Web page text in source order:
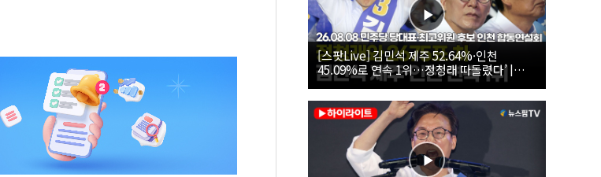
[스팟Live] 김민석 제주 52.64%·인천
45.09%로 연속 1위…정청래 따돌렸다’ |
26.08.08 더불어민주당 당대표·최고위원 후
보 인천 합동연설회